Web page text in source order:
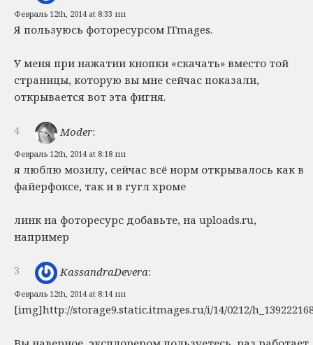
Февраль 12th, 2014 at 8:33 пп
Я пользуюсь фоторесурсом ITmages.
У меня при нажатии кнопки «скачать» вместо той
страницы, которую вы мне сейчас показали,
открывается вот эта фигня.
4 Moder:
Февраль 12th, 2014 at 8:18 пп
я люблю мозилу, сейчас всё норм открывалось как в
файерфоксе, так и в гугл хроме
линк на фоторесурс добавьте, на uploads.ru,
например
3 KassandraDevera:
Февраль 12th, 2014 at 8:14 пп
[img]http://storage9.static.itmages.ru/i/14/0212/